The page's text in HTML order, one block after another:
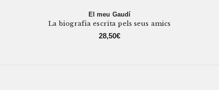
El meu Gaudí
La biografia escrita pels seus amics
28,50€